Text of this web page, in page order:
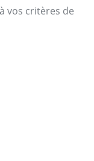
vos critères de